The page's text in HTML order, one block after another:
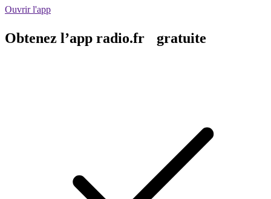
Ouvrir l'app
Obtenez l’app radio.fr gratuite